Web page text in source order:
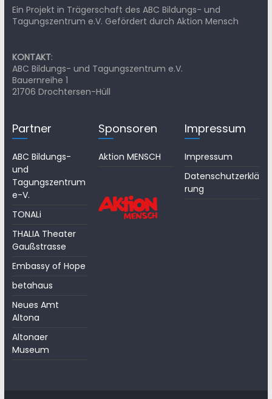
Ein Projekt in Trägerschaft des ABC Bildungs- und
Tagungszentrum e.V. Gefördert durch Aktion Mensch
KONTAKT:
ABC Bildungs- und Tagungszentrum e.V.
Bauernreihe 1
21706 Drochtersen-Hüll
Partner
ABC Bildungs-
und
Tagungszentrum
e-V.
TONALi
THALIA Theater
Gaußstrasse
Embassy of Hope
betahaus
Neues Amt
Altona
Altonaer
Museum
Sponsoren
Aktion MENSCH
Impressum
Impressum
Datenschutzerklä
rung